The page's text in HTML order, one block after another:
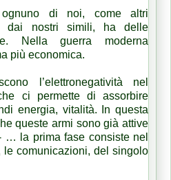
di noi, come altri
dai nostri simili, ha delle
Nella guerra moderna
più economica.
l’elettronegatività nel
ci permette di assorbire
energia, vitalità. In questa
queste armi sono già attive
… la prima fase consiste nel
comunicazioni, del singolo